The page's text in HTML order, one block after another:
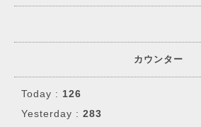
カウンター
Today : 126
Yesterday : 283